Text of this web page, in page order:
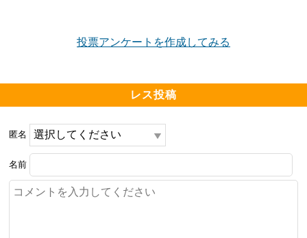
車寄せに屋根が欲しかった
━━━━━━━━━━━━━━━━━━━
周辺環境について良い点、残念な点
━━━━━━━━━━━━━━━━━━━
投票アンケートを作成してみる
レス投稿
匿名
名前